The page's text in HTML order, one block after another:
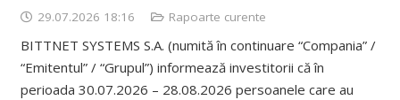
29.07.2026 18:16 Rapoarte curente
BITTNET SYSTEMS S.A. (numită în continuare “Compania” /
“Emitentul” / “Grupul”) informează investitorii că în
perioada 30.07.2026 – 28.08.2026 persoanele care au